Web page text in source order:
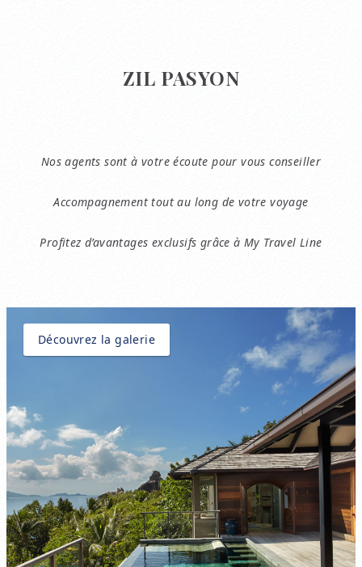
ZIL PASYON
Nos agents sont à votre écoute pour vous conseiller
Accompagnement tout au long de votre voyage
Profitez d’avantages exclusifs grâce à My Travel Line
Découvrez la galerie